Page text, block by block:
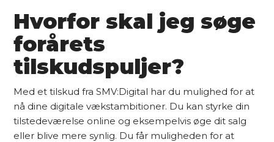
Hvorfor skal jeg søge
forårets
tilskudspuljer?
Med et tilskud fra SMV:Digital har du mulighed for at
nå dine digitale vækstambitioner. Du kan styrke din
tilstedeværelse online og eksempelvis øge dit salg
eller blive mere synlig. Du får muligheden for at